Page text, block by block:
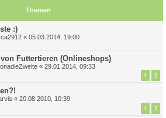
Themen
:)
« 05.03.2014, 19:00
Futtertieren (Onlineshops)
« 29.01.2014, 09:33
1 2
« 20.08.2010, 10:39
1 2